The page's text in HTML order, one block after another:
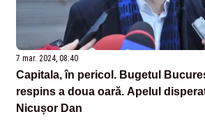
7 mar. 2024, 08:40
Capitala, în pericol. Bugetul
respins a doua oară. Apelul
Nicușor Dan